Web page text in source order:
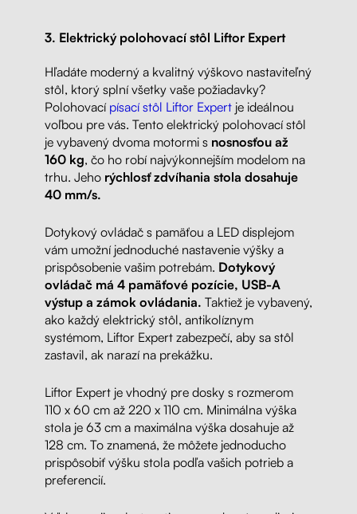
3. Elektrický polohovací stôl Liftor Expert
Hľadáte moderný a kvalitný výškovo nastaviteľný
stôl, ktorý splní všetky vaše požiadavky?
Polohovací písací stôl Liftor Expert je ideálnou
voľbou pre vás. Tento elektrický polohovací stôl
je vybavený dvoma motormi s nosnosťou až
160 kg, čo ho robí najvýkonnejším modelom na
trhu. Jeho rýchlosť zdvíhania stola dosahuje
40 mm/s.
Dotykový ovládač s pamäťou a LED displejom
vám umožní jednoduché nastavenie výšky a
prispôsobenie vašim potrebám. Dotykový
ovládač má 4 pamäťové pozície, USB-A
výstup a zámok ovládania. Taktiež je vybavený,
ako každý elektrický stôl, antikolíznym
systémom, Liftor Expert zabezpečí, aby sa stôl
zastavil, ak narazí na prekážku.
Liftor Expert je vhodný pre dosky s rozmerom
110 x 60 cm až 220 x 110 cm. Minimálna výška
stola je 63 cm a maximálna výška dosahuje až
128 cm. To znamená, že môžete jednoducho
prispôsobiť výšku stola podľa vašich potrieb a
preferencií.